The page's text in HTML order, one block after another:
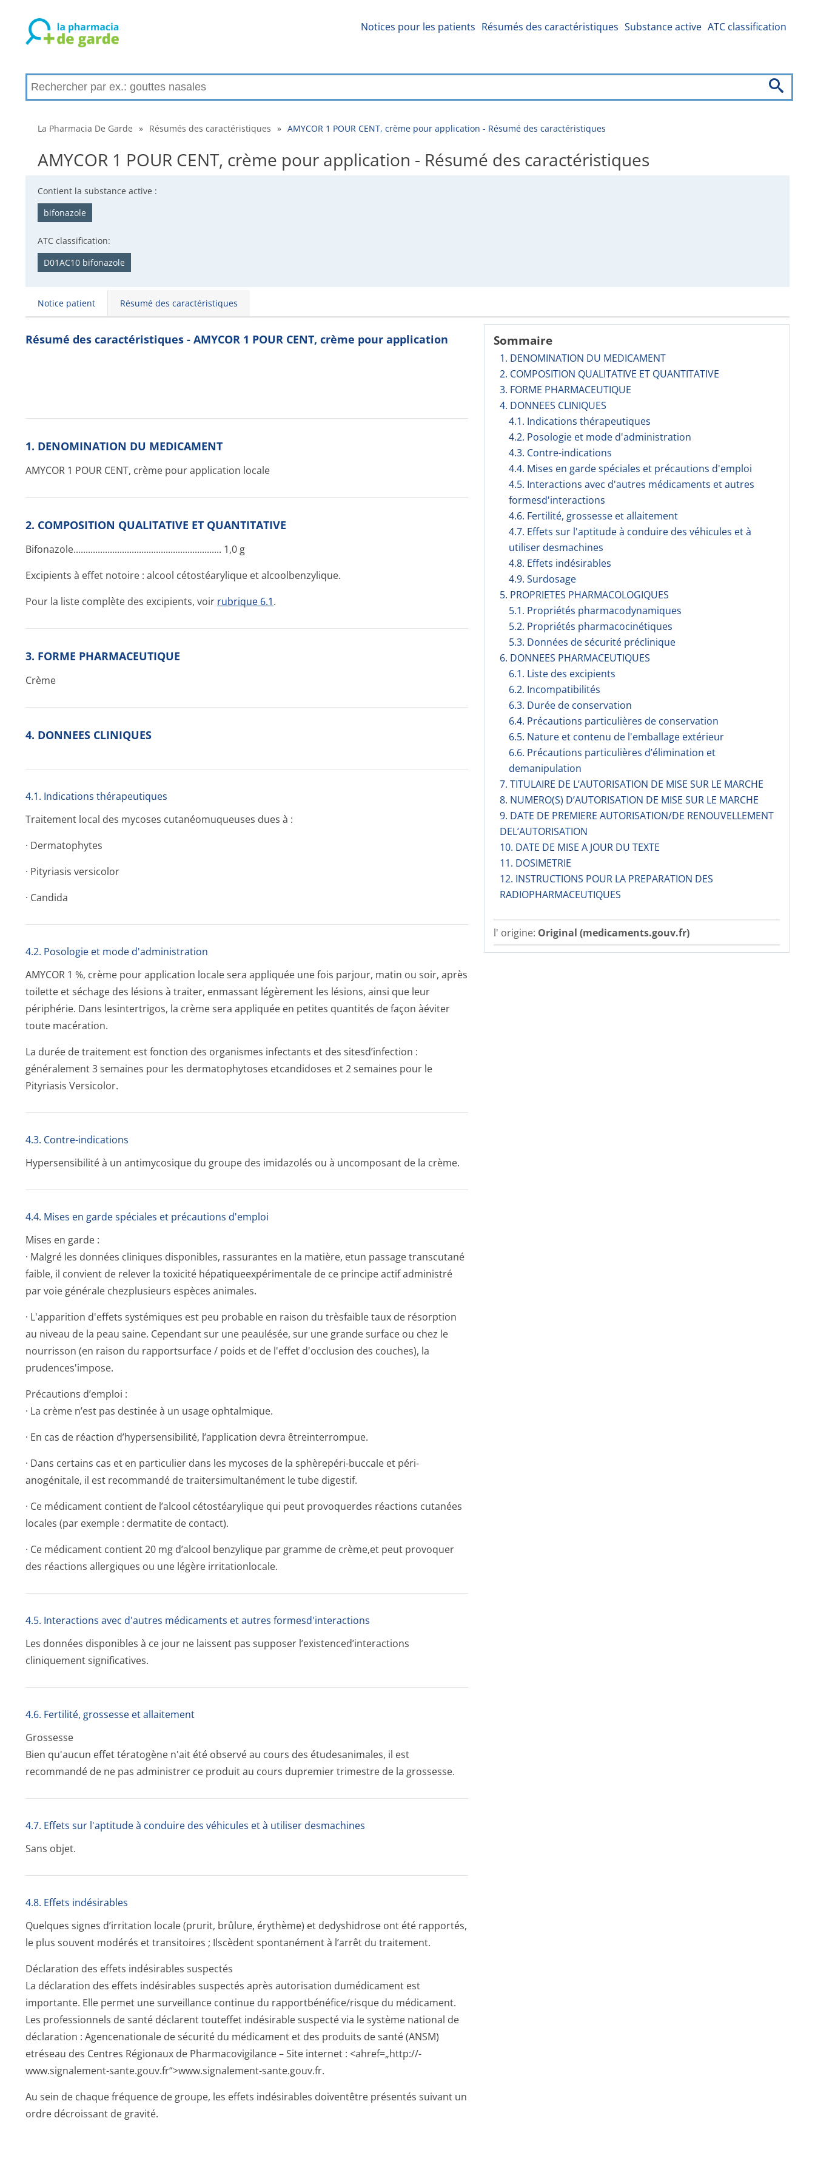
Notices pour les patients Résumés des caractéristiques Substance active ATC classification
La Pharmacia De Garde » Résumés des caractéristiques » AMYCOR 1 POUR CENT, crème pour application - Résumé des caractéristiques
AMYCOR 1 POUR CENT, crème pour application - Résumé des caractéristiques
Contient la substance active :
bifonazole
ATC classification:
D01AC10 bifonazole
Notice patient Résumé des caractéristiques
Sommaire
1. DENOMINATION DU MEDICAMENT
2. COMPOSITION QUALITATIVE ET QUANTITATIVE
3. FORME PHARMACEUTIQUE
4. DONNEES CLINIQUES
4.1. Indications thérapeutiques
4.2. Posologie et mode d'administration
4.3. Contre-indications
4.4. Mises en garde spéciales et précautions d'emploi
4.5. Interactions avec d'autres médicaments et autres
formesd'interactions
4.6. Fertilité, grossesse et allaitement
4.7. Effets sur l'aptitude à conduire des véhicules et à
utiliser desmachines
4.8. Effets indésirables
4.9. Surdosage
5. PROPRIETES PHARMACOLOGIQUES
5.1. Propriétés pharmacodynami­ques
5.2. Propriétés pharmacocinéti­ques
5.3. Données de sécurité préclinique
6. DONNEES PHARMACEUTIQUES
6.1. Liste des excipients
6.2. Incompati­bilités
6.3. Durée de conservation
6.4. Précautions particulières de conservation
6.5. Nature et contenu de l'emballage extérieur
6.6. Précautions particulières d’élimination et
demanipulation
7. TITULAIRE DE L’AUTORISATION DE MISE SUR LE MARCHE
8. NUMERO(S) D’AUTORISATION DE MISE SUR LE MARCHE
9. DATE DE PREMIERE AUTORISATION/DE RENOUVELLEMENT
DEL’AUTORISATION
10. DATE DE MISE A JOUR DU TEXTE
11. DOSIMETRIE
12. INSTRUCTIONS POUR LA PREPARATION DES
RADIOPHARMACE­UTIQUES
l' origine: Original (medicaments.gouv.fr)
Résumé des caractéristiques - AMYCOR 1 POUR CENT, crème pour application
1. DENOMINATION DU MEDICAMENT
AMYCOR 1 POUR CENT, crème pour application locale
2. COMPOSITION QUALITATIVE ET QUANTITATIVE
Bifonazole...­.............­.............­.............­.............­...... 1,0 g
Excipients à effet notoire : alcool cétostéarylique et alcoolbenzylique.
Pour la liste complète des excipients, voir rubrique 6.1.
3. FORME PHARMACEUTIQUE
Crème
4. DONNEES CLINIQUES
4.1. Indications thérapeutiques
Traitement local des mycoses cutanéomuqueuses dues à :
· Dermatophytes
· Pityriasis versicolor
· Candida
4.2. Posologie et mode d'administration
AMYCOR 1 %, crème pour application locale sera appliquée une fois parjour, matin ou soir, après
toilette et séchage des lésions à traiter, enmassant légèrement les lésions, ainsi que leur
périphérie. Dans lesintertrigos, la crème sera appliquée en petites quantités de façon àéviter
toute macération.
La durée de traitement est fonction des organismes infectants et des sitesd’infection :
généralement 3 semaines pour les dermatophytoses etcandidoses et 2 semaines pour le
Pityriasis Versicolor.
4.3. Contre-indications
Hypersensibilité à un antimycosique du groupe des imidazolés ou à uncomposant de la crème.
4.4. Mises en garde spéciales et précautions d'emploi
Mises en garde :
· Malgré les données cliniques disponibles, rassurantes en la matière, etun passage transcutané
faible, il convient de relever la toxicité hépatiqueexpé­rimentale de ce principe actif administré
par voie générale chezplusieurs espèces animales.
· L'apparition d'effets systémiques est peu probable en raison du trèsfaible taux de résorption
au niveau de la peau saine. Cependant sur une peaulésée, sur une grande surface ou chez le
nourrisson (en raison du rapportsurface / poids et de l'effet d'occlusion des couches), la
prudences'impose.
Précautions d’emploi :
· La crème n’est pas destinée à un usage ophtalmique.
· En cas de réaction d’hypersensibilité, l’application devra êtreinterrompue.
· Dans certains cas et en particulier dans les mycoses de la sphèrepéri-buccale et péri-
anogénitale, il est recommandé de traitersimulta­nément le tube digestif.
· Ce médicament contient de l’alcool cétostéarylique qui peut provoquerdes réactions cutanées
locales (par exemple : dermatite de contact).
· Ce médicament contient 20 mg d’alcool benzylique par gramme de crème,et peut provoquer
des réactions allergiques ou une légère irritationlocale.
4.5. Interactions avec d'autres médicaments et autres formesd'interactions
Les données disponibles à ce jour ne laissent pas supposer l’existenced’in­teractions
cliniquement significatives.
4.6. Fertilité, grossesse et allaitement
Grossesse
Bien qu'aucun effet tératogène n'ait été observé au cours des étudesanimales, il est
recommandé de ne pas administrer ce produit au cours dupremier trimestre de la grossesse.
4.7. Effets sur l'aptitude à conduire des véhicules et à utiliser desmachines
Sans objet.
4.8. Effets indésirables
Quelques signes d’irritation locale (prurit, brûlure, érythème) et dedyshidrose ont été rapportés,
le plus souvent modérés et transitoires ; Ilscèdent spontanément à l’arrêt du traitement.
Déclaration des effets indésirables suspectés
La déclaration des effets indésirables suspectés après autorisation dumédicament est
importante. Elle permet une surveillance continue du rapportbénéfi­ce/risque du médicament.
Les professionnels de santé déclarent touteffet indésirable suspecté via le système national de
déclaration : Agencenationale de sécurité du médicament et des produits de santé (ANSM)
etréseau des Centres Régionaux de Pharmacovigilance – Site internet : <ahref=„http://­
www.signalement-sante.gouv.fr“>www­.signalement-sante.gouv.fr.
Au sein de chaque fréquence de groupe, les effets indésirables doiventêtre présentés suivant un
ordre décroissant de gravité.